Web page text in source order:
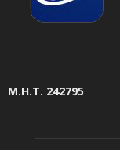
Μ.Η.Τ. 242795